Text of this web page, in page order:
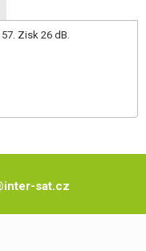
Zisk 26 dB.
sat.cz